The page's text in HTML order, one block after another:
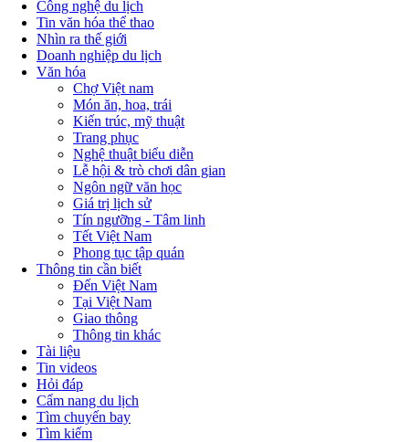
Công nghệ du lịch
Tin văn hóa thể thao
Nhìn ra thế giới
Doanh nghiệp du lịch
Văn hóa
Chợ Việt nam
Món ăn, hoa, trái
Kiến trúc, mỹ thuật
Trang phục
Nghệ thuật biểu diễn
Lễ hội & trò chơi dân gian
Ngôn ngữ văn học
Giá trị lịch sử
Tín ngưỡng - Tâm linh
Tết Việt Nam
Phong tục tập quán
Thông tin cần biết
Đến Việt Nam
Tại Việt Nam
Giao thông
Thông tin khác
Tài liệu
Tin videos
Hỏi đáp
Cẩm nang du lịch
Tìm chuyến bay
Tìm kiếm